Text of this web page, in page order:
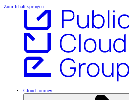
Zum Inhalt springen
Cloud Journey